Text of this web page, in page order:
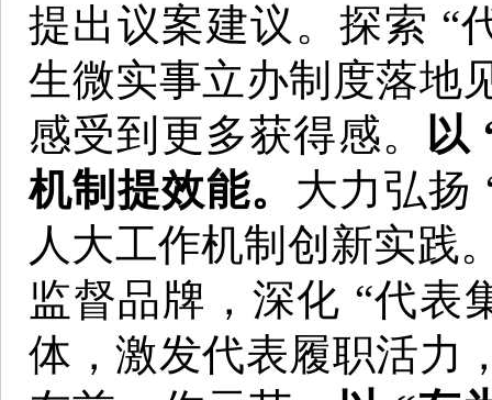
提出议案建议。探索 “
生微实事立办制度落地
感受到更多获得感。 以
机制提效能。 大力弘扬
人大工作机制创新实践
监督品牌，深化 “代表
体，激发代表履职活力